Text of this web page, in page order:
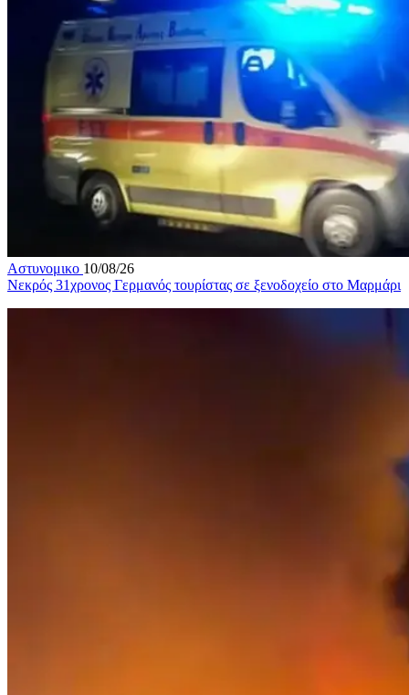
Αστυνομικο 10/08/26
Νεκρός 31χρονος Γερμανός τουρίστας σε ξενοδοχείο στο Μαρμάρι